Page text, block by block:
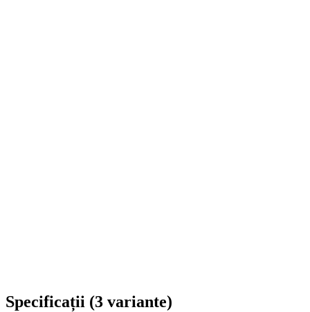
Specificații (3 variante)